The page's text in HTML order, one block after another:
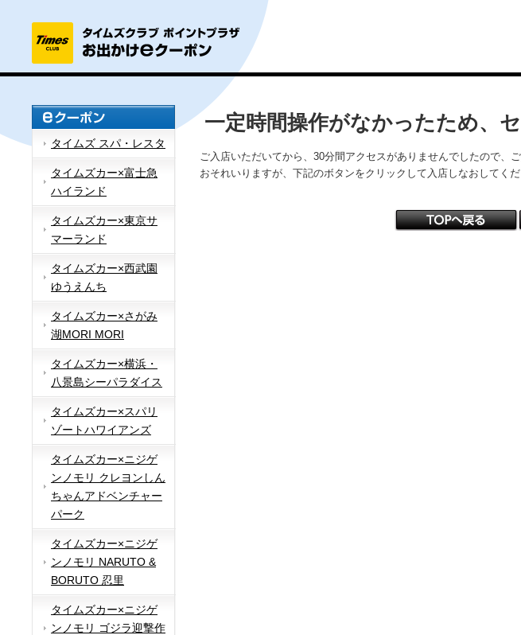
タイムズ スパ・レスタ
タイムズカー×富士急
ハイランド
タイムズカー×東京サ
マーランド
タイムズカー×西武園
ゆうえんち
タイムズカー×さがみ
湖MORI MORI
タイムズカー×横浜・
八景島シーパラダイス
タイムズカー×スパリ
ゾートハワイアンズ
タイムズカー×ニジゲ
ンノモリ クレヨンしん
ちゃんアドベンチャー
パーク
タイムズカー×ニジゲ
ンノモリ NARUTO &
BORUTO 忍里
タイムズカー×ニジゲ
ンノモリ ゴジラ迎撃作
一定時間操作がなかったため、
ご入店いただいてから、30分間アクセスがありませんでしたので、
おそれいりますが、下記のボタンをクリックして入店しなおしてくだ